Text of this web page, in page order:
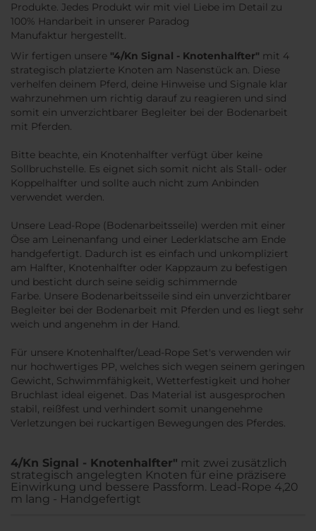
Produkte. Jedes Produkt wir mit viel Liebe im Detail zu
100% Handarbeit in unserer Paradog
Manufaktur hergestellt.
Wir fertigen unsere "4/Kn Signal - Knotenhalfter" mit 4
strategisch platzierte Knoten am Nasenstück an. Diese
verhelfen deinem Pferd, deine Hinweise und Signale klar
wahrzunehmen um richtig darauf zu reagieren und sind
somit ein unverzichtbarer Begleiter bei der Bodenarbeit
mit Pferden.
Bitte beachte, ein Knotenhalfter verfügt über keine
Sollbruchstelle. Es eignet sich somit nicht als Stall- oder
Koppelhalfter und sollte auch nicht zum Anbinden
verwendet werden.
Unsere Lead-Rope (Bodenarbeitsseile) werden mit einer
Öse am Leinenanfang und einer Lederklatsche am Ende
handgefertigt. Dadurch ist es einfach und unkompliziert
am Halfter, Knotenhalfter oder Kappzaum zu befestigen
und besticht durch seine seidig schimmernde
Farbe. Unsere Bodenarbeitsseile sind ein unverzichtbarer
Begleiter bei der Bodenarbeit mit Pferden und es liegt sehr
weich und angenehm in der Hand.
Für unsere Knotenhalfter/Lead-Rope Set's verwenden wir
nur hochwertiges PP, welches sich wegen seinem geringen
Gewicht, Schwimmfähigkeit, Wetterfestigkeit und hoher
Bruchlast ideal eigenet. Das Material ist ausgesprochen
stabil, reißfest und verhindert somit unangenehme
Verletzungen bei ruckartigen Bewegungen des Pferdes.
4/Kn Signal - Knotenhalfter" mit zwei zusätzlich
strategisch angelegten Knoten für eine präzisere
Einwirkung und bessere Passform. Lead-Rope 4,20
m lang - Handgefertigt